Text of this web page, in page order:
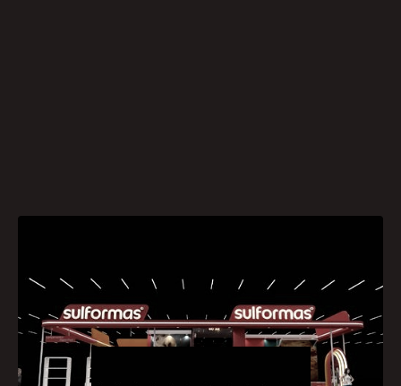
[caption id="attachment_1564"
align="aligncenter" width="300"]